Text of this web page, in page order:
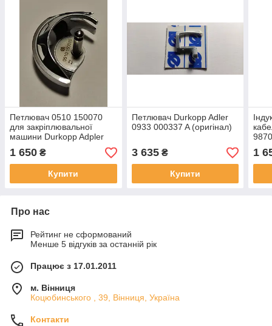
Петлювач 0510 150070
для закріплювальної
машини Durkopp Adpler
1 650 ₴
Купити
Петлювач Durkopp Adler
0933 000337 A (оригінал)
3 635₴
Купити
1
Про нас
Рейтинг не сформований
Менше 5 відгуків за останній рік
Працює з 17.01.2011
м. Вінниця
Коцюбинського , 39, Вінниця, Україна
Контакти